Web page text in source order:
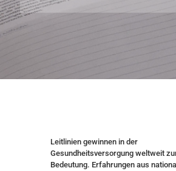
Leitlinien gewinnen in der
Gesundheitsversorgung weltweit
Bedeutung. Erfahrungen aus